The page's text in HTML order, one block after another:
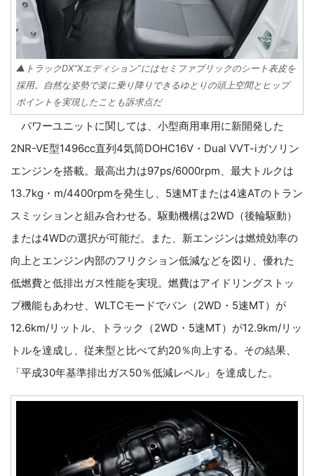
▲トラックDX“Xエディション”にはセミファブリックのシート表皮を
採用。自然な姿勢で楽に乗り降りできるゆとりの頭上空間とヒップ
ポイントを実現したことも訴求点だ
パワーユニットに関しては、小型商用車用に新開発した
2NR-VE型1496cc直列4気筒DOHC16V・Dual VVT-iガソリン
エンジンを搭載。最高出力は97ps/6000rpm、最大トルクは
13.7kg・m/4400rpmを発生し、5速MTまたは4速ATのトラン
スミッションと組み合わせる。駆動機構は2WD（後輪駆動）
または4WDの選択が可能だ。また、新エンジンは燃焼効率の
向上とエンジン内部のフリクション低減などを図り、優れた
低燃費と低排出ガス性能を実現。燃費はアイドリングストッ
プ機能もあわせ、WLTCモードでバン（2WD・5速MT）が
12.6km/リットル、トラック（2WD・5速MT）が12.9km/リッ
トルを達成し、従来型と比べて約20％向上する。その結果、
「平成30年基準排出ガス50％低減レベル」を達成した。